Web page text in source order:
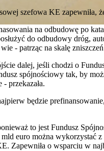
szefowa KE
na odbudowę po
do odbudowy dróg,
- patrząc na skalę
dalej, jeśli chodzi o
spójnościowy tak, by
przekazała.
będzie
to jest Fundusz
euro można wykorzystać
Zapewniła o wsparciu w